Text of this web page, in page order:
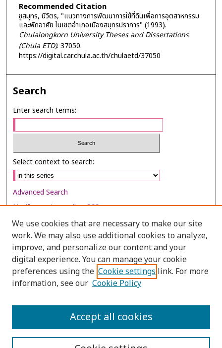
Recommended Citation
ชูสมุทร, นิวัตร, "แนวทางการพัฒนาการใช้ที่ดินเพื่อการอุตสาหกรรม
และพักอาศัย ในเขตอำเภอเมืองสมุทรปราการ" (1993).
Chulalongkorn University Theses and Dissertations
(Chula ETD). 37050.
https://digital.car.chula.ac.th/chulaetd/37050
Search
Enter search terms:
Select context to search:
Advanced Search
Notify me via email orRSS
Browse
Collections
Disciplines
Authors
We use cookies that are necessary to make our site
work. We may also use additional cookies to analyze,
improve, and personalize our content and your
digital experience. You can manage your cookie
preferences using the Cookie settings link. For more
information, see our Cookie Policy
Accept all cookies